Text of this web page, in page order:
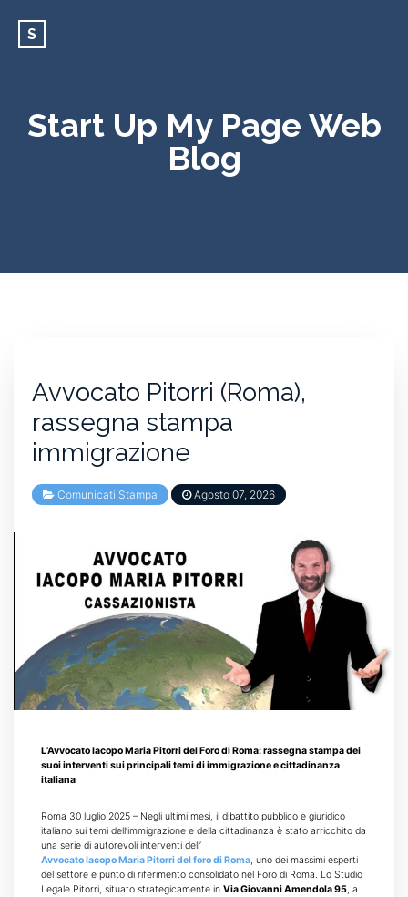
S
Start Up My Page Web
Blog
Avvocato Pitorri (Roma),
rassegna stampa
immigrazione
Comunicati Stampa Agosto 07, 2026
L’Avvocato Iacopo Maria Pitorri del Foro di Roma: rassegna stampa dei
suoi interventi sui principali temi di immigrazione e cittadinanza
italiana
Roma 30 luglio 2025 – Negli ultimi mesi, il dibattito pubblico e giuridico
italiano sui temi dell’immigrazione e della cittadinanza è stato arricchito da
una serie di autorevoli interventi dell’
Avvocato Iacopo Maria Pitorri del foro di Roma, uno dei massimi esperti
del settore e punto di riferimento consolidato nel Foro di Roma. Lo Studio
Legale Pitorri, situato strategicamente in Via Giovanni Amendola 95, a